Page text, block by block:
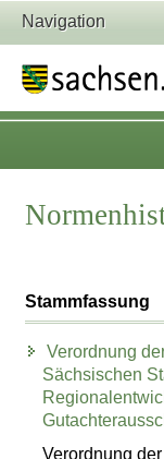
Navigation
Stammfassung
Verordnung
Sächsischen
Verordnung